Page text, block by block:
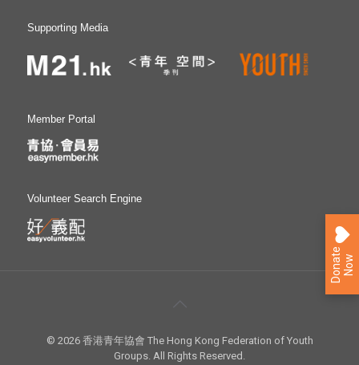
「青協未來技能博覽」明天分別於M21媒體空間及青協領袖
年協會英語演講比賽」總決賽、多位專家學者亦會分享溝通
和創意成功之道。詳情可瀏覽網站
Supporting Media
Member Portal
Volunteer Search Engine
© 2026 香港青年協會 The Hong Kong Federation of Youth
Groups. All Rights Reserved.
D
o
n
at
e
N
ow